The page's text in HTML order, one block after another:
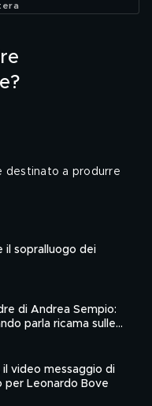
destinato a produrre
il sopralluogo dei
di Andrea Sempio:
parla ricama sulle
il video messaggio di
per Leonardo Bove